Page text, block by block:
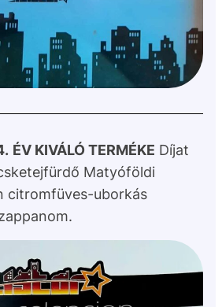
ÉV KIVÁLÓ TERMÉKE Díjat
Matyóföldi
citromfüves-uborkás